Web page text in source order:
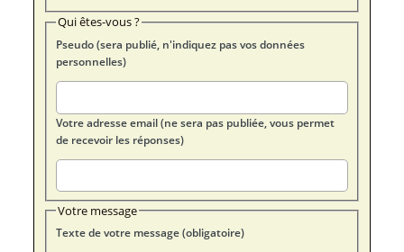
Qui êtes-vous ?
Pseudo (sera publié, n'indiquez pas vos données
personnelles)
Votre adresse email (ne sera pas publiée, vous permet
de recevoir les réponses)
Votre message
Texte de votre message (obligatoire)